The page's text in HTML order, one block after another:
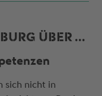
ÜBER ...
sich nicht in